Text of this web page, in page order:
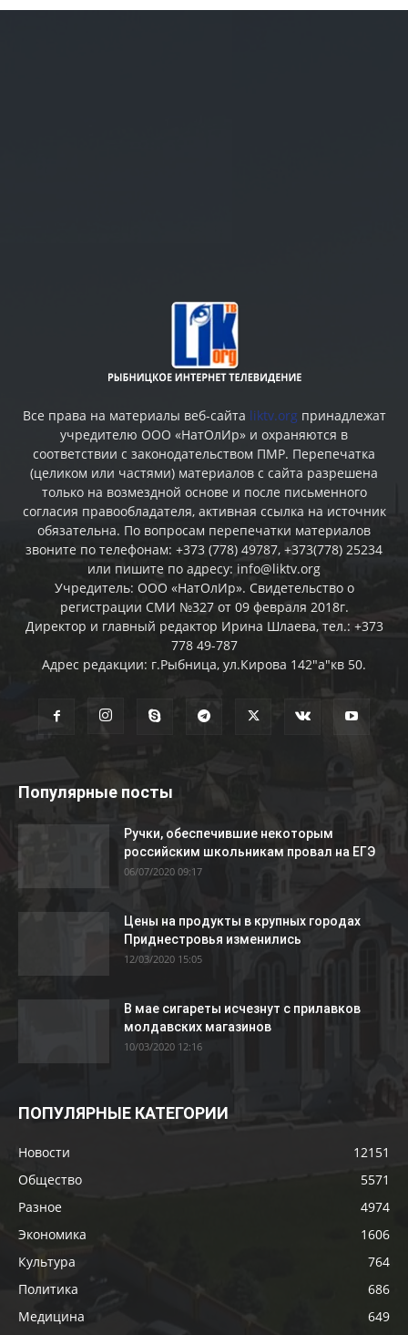
Все права на материалы веб-сайта liktv.org принадлежат
учредителю ООО «НатОлИр» и охраняются в
соответствии с законодательством ПМР. Перепечатка
(целиком или частями) материалов c сайта разрешена
только на возмездной основе и после письменного
согласия правообладателя, активная ссылка на источник
обязательна. По вопросам перепечатки материалов
звоните по телефонам: +373 (778) 49787, +373(778) 25234
или пишите по адресу: info@liktv.org
Учредитель: ООО «НатОлИр». Свидетельство о
регистрации СМИ №327 от 09 февраля 2018г.
Директор и главный редактор Ирина Шлаева, тел.: +373
778 49-787
Адрес редакции: г.Рыбница, ул.Кирова 142"а"кв 50.
Популярные посты
Ручки, обеспечившие некоторым
российским школьникам провал на ЕГЭ
06/07/2020 09:17
Цены на продукты в крупных городах
Приднестровья изменились
12/03/2020 15:05
В мае сигареты исчезнут с прилавков
молдавских магазинов
10/03/2020 12:16
ПОПУЛЯРНЫЕ КАТЕГОРИИ
Новости
12151
Общество
5571
Разное
4974
Экономика
1606
Культура
764
Политика
686
Медицина
649